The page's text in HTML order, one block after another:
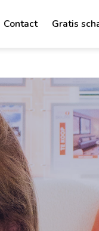
Contact Gratis